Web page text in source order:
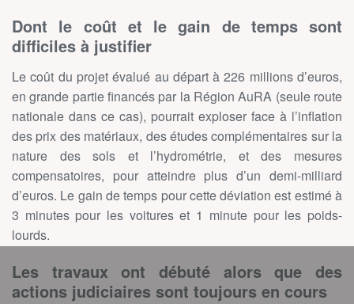
Dont le coût et le gain de temps sont
difficiles à justifier
Le coût du projet évalué au départ à 226 millions d’euros,
en grande partie financés par la Région AuRA (seule route
nationale dans ce cas), pourrait exploser face à l’inflation
des prix des matériaux, des études complémentaires sur la
nature des sols et l’hydrométrie, et des mesures
compensatoires, pour atteindre plus d’un demi-milliard
d’euros. Le gain de temps pour cette déviation est estimé à
3 minutes pour les voitures et 1 minute pour les poids-
lourds.
Les travaux ont débuté alors que des
actions judiciaires sont toujours en cours